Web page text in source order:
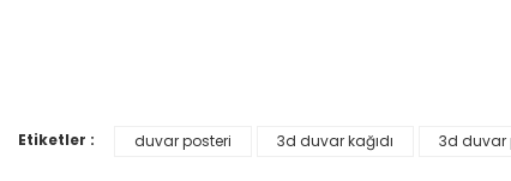
Ürün bilgilerinde hatalar bulunuyor.
Etiketler : duvar posteri 3d duvar kağıdı 3d duvar